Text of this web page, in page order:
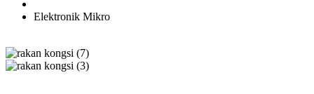
Elektronik Mikro